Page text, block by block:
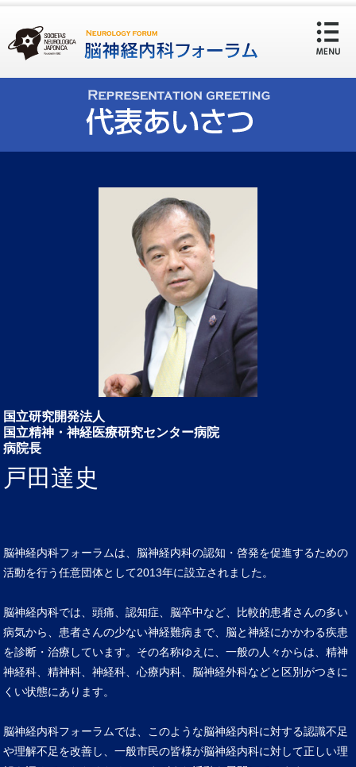
国立研究開発法人
国立精神・神経医療研究センター病院
病院長
戸田達史
脳神経内科フォーラムは、脳神経内科の認知・啓発を促進するための
活動を行う任意団体として2013年に設立されました。
脳神経内科では、頭痛、認知症、脳卒中など、比較的患者さんの多い
病気から、患者さんの少ない神経難病まで、脳と神経にかかわる疾患
を診断・治療しています。その名称ゆえに、一般の人々からは、精神
神経科、精神科、神経科、心療内科、脳神経外科などと区別がつきに
くい状態にあります。
脳神経内科フォーラムでは、このような脳神経内科に対する認識不足
や理解不足を改善し、一般市民の皆様が脳神経内科に対して正しい理